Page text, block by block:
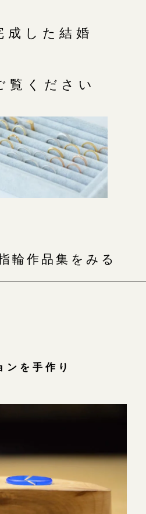
成した結婚
覧ください
輪作品集をみる
ンを手作り